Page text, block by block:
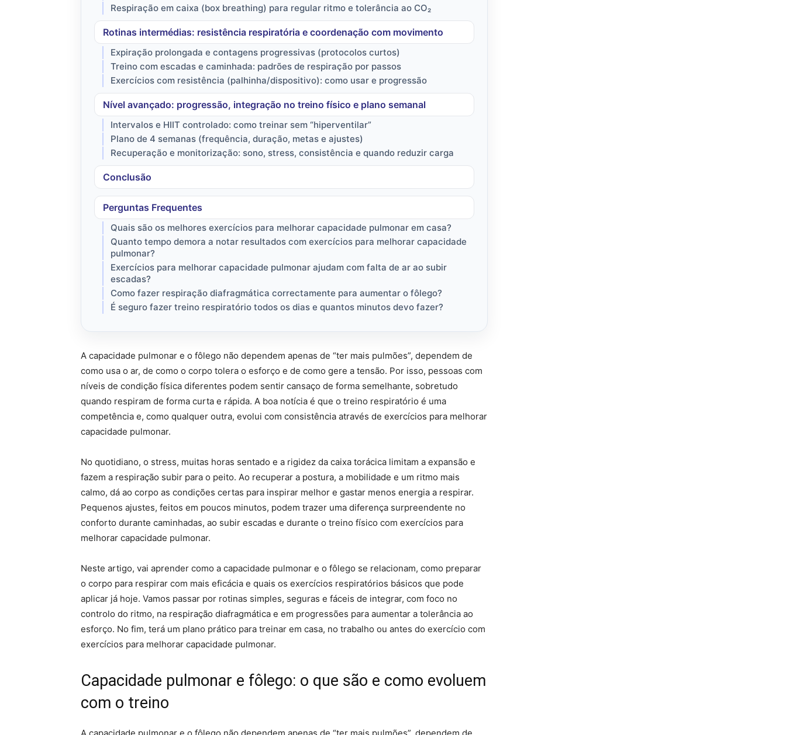
Respiração em caixa (box breathing) para regular ritmo e tolerância ao CO₂
Rotinas intermédias: resistência respiratória e coordenação com movimento
Expiração prolongada e contagens progressivas (protocolos curtos)
Treino com escadas e caminhada: padrões de respiração por passos
Exercícios com resistência (palhinha/dispositivo): como usar e progressão
Nível avançado: progressão, integração no treino físico e plano semanal
Intervalos e HIIT controlado: como treinar sem “hiperventilar”
Plano de 4 semanas (frequência, duração, metas e ajustes)
Recuperação e monitorização: sono, stress, consistência e quando reduzir carga
Conclusão
Perguntas Frequentes
Quais são os melhores exercícios para melhorar capacidade pulmonar em casa?
Quanto tempo demora a notar resultados com exercícios para melhorar capacidade
pulmonar?
Exercícios para melhorar capacidade pulmonar ajudam com falta de ar ao subir
escadas?
Como fazer respiração diafragmática correctamente para aumentar o fôlego?
É seguro fazer treino respiratório todos os dias e quantos minutos devo fazer?
A capacidade pulmonar e o fôlego não dependem apenas de “ter mais pulmões”, dependem de
como usa o ar, de como o corpo tolera o esforço e de como gere a tensão. Por isso, pessoas com
níveis de condição física diferentes podem sentir cansaço de forma semelhante, sobretudo
quando respiram de forma curta e rápida. A boa notícia é que o treino respiratório é uma
competência e, como qualquer outra, evolui com consistência através de exercícios para melhorar
capacidade pulmonar.
No quotidiano, o stress, muitas horas sentado e a rigidez da caixa torácica limitam a expansão e
fazem a respiração subir para o peito. Ao recuperar a postura, a mobilidade e um ritmo mais
calmo, dá ao corpo as condições certas para inspirar melhor e gastar menos energia a respirar.
Pequenos ajustes, feitos em poucos minutos, podem trazer uma diferença surpreendente no
conforto durante caminhadas, ao subir escadas e durante o treino físico com exercícios para
melhorar capacidade pulmonar.
Neste artigo, vai aprender como a capacidade pulmonar e o fôlego se relacionam, como preparar
o corpo para respirar com mais eficácia e quais os exercícios respiratórios básicos que pode
aplicar já hoje. Vamos passar por rotinas simples, seguras e fáceis de integrar, com foco no
controlo do ritmo, na respiração diafragmática e em progressões para aumentar a tolerância ao
esforço. No fim, terá um plano prático para treinar em casa, no trabalho ou antes do exercício com
exercícios para melhorar capacidade pulmonar.
Capacidade pulmonar e fôlego: o que são e como evoluem
com o treino